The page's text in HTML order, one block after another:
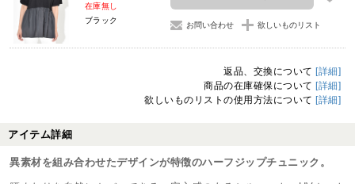
在庫無し
ブラック
お問い合わせ 欲しいものリスト
返品、交換について [詳細]
商品の在庫確保について [詳細]
欲しいものリストの使用方法について [詳細]
アイテム詳細
異素材を組み合わせたデザインが特徴のハーフジップチュニック。